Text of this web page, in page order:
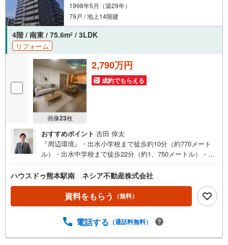
1998年5月（築29年）
79戸 / 地上14階建
4階 / 南東 / 75.6m2 / 3LDK
リフォーム
画像23枚
2,790万円
成約でもらえる
おすすめポイント 吉田 倖太
『周辺環境』・出水小学校まで徒歩約10分（約770メート
ル）・出水中学校まで徒歩22分（約1、750メートル）・ロ
ル）・ゆめマート水前寺駅まで徒歩約4分（約250メート
ル）ハウスドゥ熊本駅南では、多種多様な不動産情報をご
用意しております。不動産情報と併せて地域情報もお伝え
することができますので、まずはご気軽にご相談くださ
ハウスドゥ熊本駅南 ネシア不動産株式会社
資料をもらう （無料）
電話する （通話料無料）